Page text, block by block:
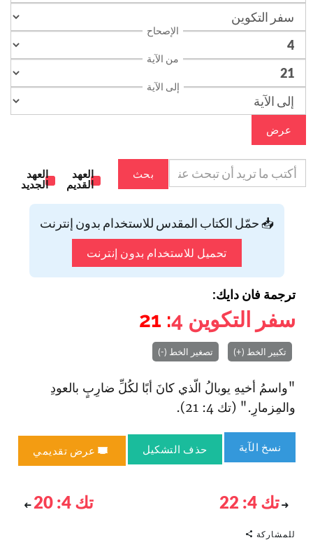
الإصحاح
من الآية
إلى الآية
عرض
بحث
العهد
القديم
العهد
الجديد
📥 حمّل الكتاب المقدس للاستخدام بدون إنترنت
تحميل للاستخدام بدون إنترنت
ترجمة فان دايك:
سفر التكوين 4
: 21
تكبير الخط (+) تصغير الخط (-)
"واسمُ أخيهِ يوبالُ الّذي كانَ أبًا لكُلِّ ضارِبٍ بالعودِ
والمِزمارِ." (تك 4: 21).
نسخ الآية حذف التشكيل عرض تقديمي
تك 4: 22 تك 4: 20
للمشاركة